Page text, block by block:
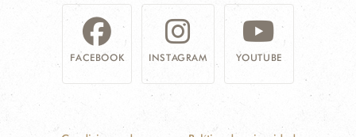
FACEBOOK INSTAGRAM YOUTUBE